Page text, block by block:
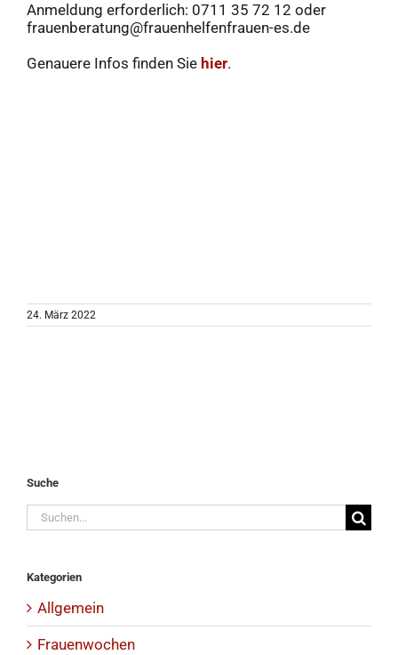
Anmeldung erforderlich: 0711 35 72 12 oder
frauenberatung@frauenhelfenfrauen-es.de
Genauere Infos finden Sie hier.
24. März 2022
Suche
Suche
nach:
Kategorien
Allgemein
Frauenwochen